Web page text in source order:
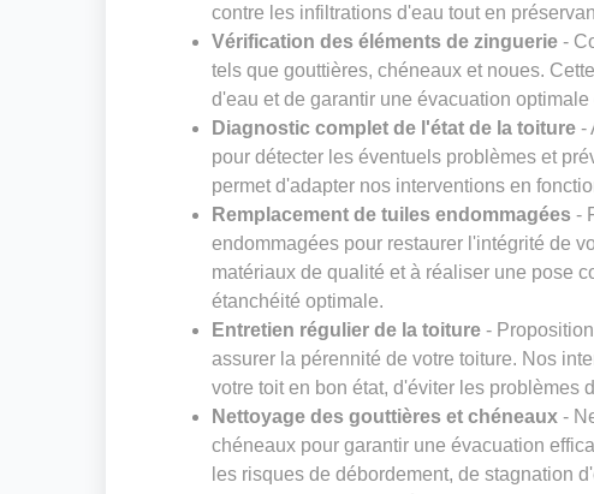
contre les infiltrations d'eau tout en
Vérification des éléments de zinguerie -
tels que gouttières, chéneaux et noues.
d'eau et de garantir une évacuation
Diagnostic complet de l'état de la toiture -
pour détecter les éventuels problèmes et
permet d'adapter nos interventions en
Remplacement de tuiles endommagées -
endommagées pour restaurer l'intégrité de
matériaux de qualité et à réaliser une pose
étanchéité optimale.
Entretien régulier de la toiture -
assurer la pérennité de votre toiture. Nos
votre toit en bon état, d'éviter les problèmes
Nettoyage des gouttières et chéneaux -
chéneaux pour garantir une évacuation
les risques de débordement, de stagnation